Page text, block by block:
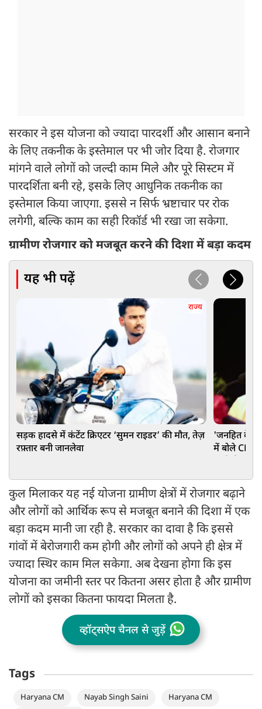
सरकार ने इस योजना को ज्यादा पारदर्शी और आसान बनाने
के लिए तकनीक के इस्तेमाल पर भी जोर दिया है. रोजगार
मांगने वाले लोगों को जल्दी काम मिले और पूरे सिस्टम में
पारदर्शिता बनी रहे, इसके लिए आधुनिक तकनीक का
इस्तेमाल किया जाएगा. इससे न सिर्फ भ्रष्टाचार पर रोक
लगेगी, बल्कि काम का सही रिकॉर्ड भी रखा जा सकेगा.
ग्रामीण रोजगार को मजबूत करने की दिशा में बड़ा कदम
यह भी पढ़ें
राज्य
सड़क हादसे में कंटेंट क्रिएटर ‘सुमन राइडर’ की मौत, तेज़
रफ़्तार बनी जानलेवा
'जनहित के
में बोले CM
कुल मिलाकर यह नई योजना ग्रामीण क्षेत्रों में रोजगार बढ़ाने
और लोगों को आर्थिक रूप से मजबूत बनाने की दिशा में एक
बड़ा कदम मानी जा रही है. सरकार का दावा है कि इससे
गांवों में बेरोजगारी कम होगी और लोगों को अपने ही क्षेत्र में
ज्यादा स्थिर काम मिल सकेगा. अब देखना होगा कि इस
योजना का जमीनी स्तर पर कितना असर होता है और ग्रामीण
लोगों को इसका कितना फायदा मिलता है.
व्हॉट्सऐप चैनल से जुड़ें
Tags
Haryana CM Nayab Singh Saini
Haryana CM